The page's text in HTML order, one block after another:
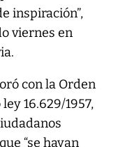
inspiración”,
viernes en
con la Orden
16.629/1957,
“se hayan